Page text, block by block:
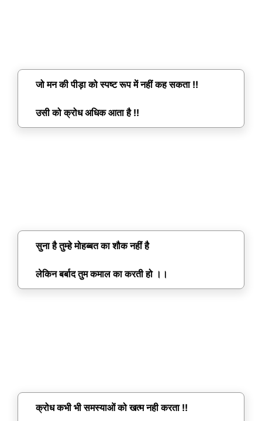
जो मन की पीड़ा को स्पष्ट रूप में नहीं कह सकता !!
उसी को क्रोध अधिक आता है !!
सुना है तुम्हे मोहब्बत का शौक नहीं है
लेकिन बर्बाद तुम कमाल का करती हो ।।
क्रोध कभी भी समस्याओं को खत्म नही करता !!